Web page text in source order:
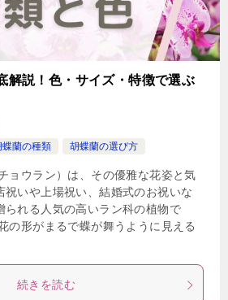
解説！色・サイズ・特徴で選ぶ
蝶蘭の種類 胡蝶蘭の選び方
ョウラン）は、その優雅な花姿と気
祝いや上場祝い、結婚式のお祝いな
られる人気の高いラン科の植物で
の形がまるで蝶が舞うように見える
続きを読む